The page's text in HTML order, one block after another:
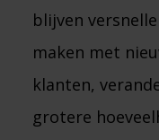
blijven
maken met
klanten,
grotere